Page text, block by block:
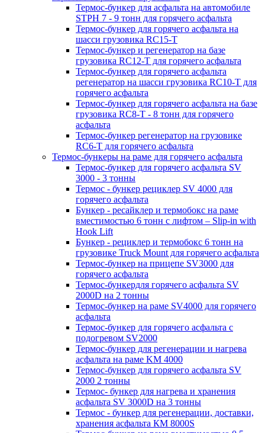
Термос-бункер для асфальта на автомобиле
STPH 7 - 9 тонн для горячего асфальта
Термос-бункер для горячего асфальта на
шасси грузовика RC15-T
Термос-бункер и регенератор на базе
грузовика RC12-T для горячего асфальта
Термос-бункер для горячего асфальта
регенератор на шасси грузовика RC10-T для
горячего асфальта
Термос-бункер для горячего асфальта на базе
грузовика RC8-T - 8 тонн для горячего
асфальта
Термос-бункер регенератор на грузовикe
RC6-T для горячего асфальта
Термос-бункеры на раме для горячего асфальта
Термос-бункер для горячего асфальта SV
3000 - 3 тонны
Термос - бункер рециклер SV 4000 для
горячего асфальта
Бункер - ресайклер и термобокс на раме
вместимостью 6 тонн с лифтом – Slip-in with
Hook Lift
Бункер - рециклер и термобокс 6 тонн на
грузовике Truck Mount для горячего асфальта
Термос-бункер на прицепе SV3000 для
горячего асфальта
Термос-бункердля горячего асфальта SV
2000D на 2 тонны
Термос-бункер на раме SV4000 для горячего
асфальта
Термос-бункер для горячего асфальта с
подогревом SV2000
Термос-бункер для регенерации и нагрева
асфальта на раме KM 4000
Термос-бункер для горячего асфальта SV
2000 2 тонны
Термос- бункер для нагрева и хранения
асфальта SV 3000D на 3 тонны
Термос - бункер для регенерации, доставки,
хранения асфальта КМ 8000S